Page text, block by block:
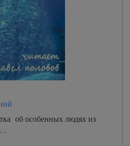
об особенных людях из